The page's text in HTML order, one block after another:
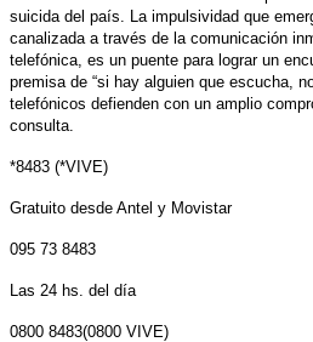
suicida del país. La impulsividad que
canalizada a través de la comunicación
telefónica, es un puente para lograr un
premisa de “si hay alguien que escucha,
telefónicos defienden con un amplio
consulta.
*8483 (*VIVE)
Gratuito desde Antel y Movistar
095 73 8483
Las 24 hs. del día
0800 8483(0800 VIVE)